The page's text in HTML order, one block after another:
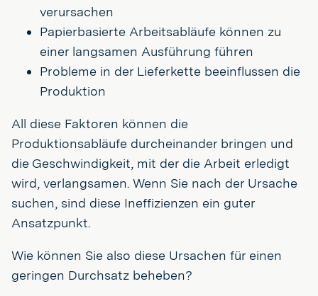
verursachen
Papierbasierte Arbeitsabläufe können zu
einer langsamen Ausführung führen
Probleme in der Lieferkette beeinflussen die
Produktion
All diese Faktoren können die
Produktionsabläufe durcheinander bringen und
die Geschwindigkeit, mit der die Arbeit erledigt
wird, verlangsamen. Wenn Sie nach der Ursache
suchen, sind diese Ineffizienzen ein guter
Ansatzpunkt.
Wie können Sie also diese Ursachen für einen
geringen Durchsatz beheben?